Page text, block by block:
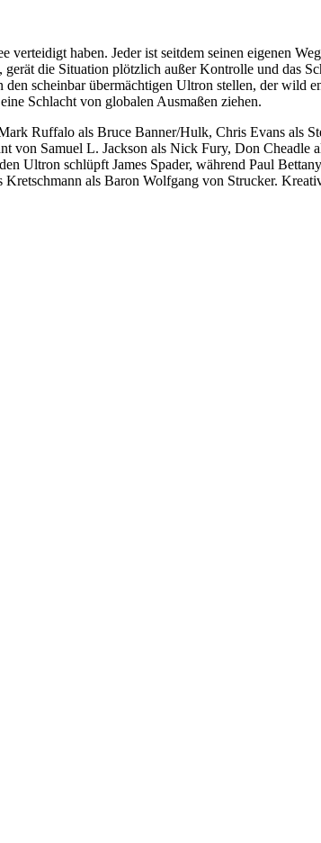
haben. Jeder ist seitdem seinen eigenen
die Situation plötzlich außer Kontrolle und das
scheinbar übermächtigen Ultron stellen, der wild
Schlacht von globalen Ausmaßen ziehen.
Ruffalo als Bruce Banner/Hulk, Chris Evans als
von Samuel L. Jackson als Nick Fury, Don Cheadle
Ultron schlüpft James Spader, während Paul
als Baron Wolfgang von Strucker.